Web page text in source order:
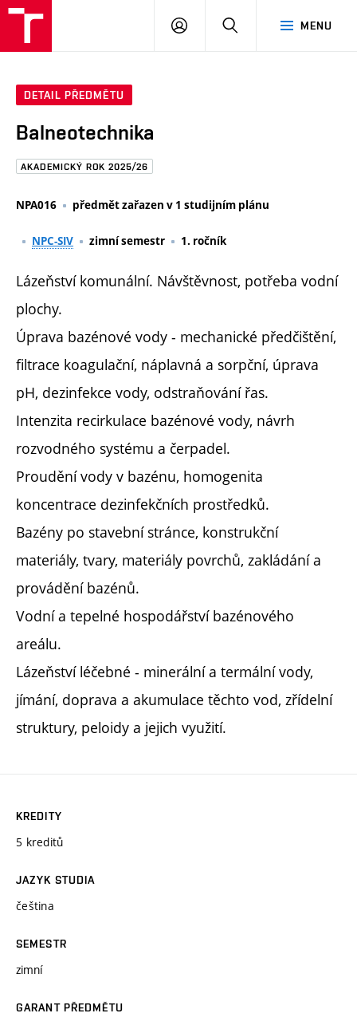
Brno
MENU
PŘIHLÁSIT
DETAIL PŘEDMĚTU
Balneotechnika
AKADEMICKÝ ROK 2025/26
NPA016 předmět zařazen v 1 studijním plánu
NPC-SIV zimní semestr 1. ročník
Lázeňství komunální. Návštěvnost, potřeba vodní
plochy.
Úprava bazénové vody - mechanické předčištění,
filtrace koagulační, náplavná a sorpční, úprava
pH, dezinfekce vody, odstraňování řas.
Intenzita recirkulace bazénové vody, návrh
rozvodného systému a čerpadel.
Proudění vody v bazénu, homogenita
koncentrace dezinfekčních prostředků.
Bazény po stavební stránce, konstrukční
materiály, tvary, materiály povrchů, zakládání a
provádění bazénů.
Vodní a tepelné hospodářství bazénového
areálu.
Lázeňství léčebné - minerální a termální vody,
jímání, doprava a akumulace těchto vod, zřídelní
struktury, peloidy a jejich využití.
KREDITY
5 kreditů
JAZYK STUDIA
čeština
SEMESTR
zimní
GARANT PŘEDMĚTU